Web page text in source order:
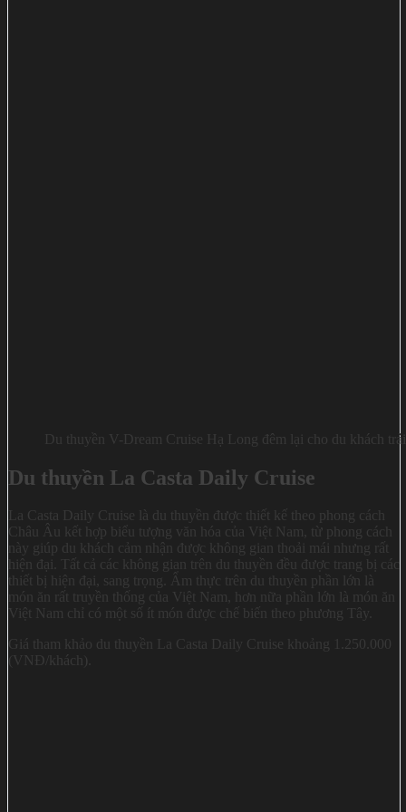
Du thuyền V-Dream Cruise Hạ Long đêm lại cho du khách
Du thuyền La Casta Daily Cruise
La Casta Daily Cruise là du thuyền được thiết kế theo phong cách
Châu Âu kết hợp biểu tượng văn hóa của Việt Nam, từ phong cách
này giúp du khách cảm nhận được không gian thoải mái nhưng rất
hiện đại. Tất cả các không gian trên du thuyền đều được trang bị các
thiết bị hiện đại, sang trọng. Ẩm thực trên du thuyền phần lớn là
món ăn rất truyền thống của Việt Nam, hơn nữa phần lớn là món ăn
Việt Nam chỉ có một số ít món được chế biến theo phương Tây.
Giá tham khảo du thuyền La Casta Daily Cruise khoảng 1.250.000
(VNĐ/khách).